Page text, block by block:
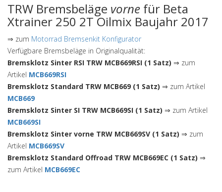
TRW Bremsbeläge vorne für Beta
Xtrainer 250 2T Oilmix Baujahr 2017
⇒ zum Motorrad Bremsenkit Konfigurator
Verfügbare Bremsbeläge in Originalqualität:
Bremsklotz Sinter RSI TRW MCB669RSI (1 Satz) ⇒ zum
Artikel MCB669RSI
Bremsklotz Standard TRW MCB669 (1 Satz) ⇒ zum Artikel
MCB669
Bremsklotz Sinter SI TRW MCB669SI (1 Satz) ⇒ zum Artikel
MCB669SI
Bremsklotz Sinter vorne TRW MCB669SV (1 Satz) ⇒ zum
Artikel MCB669SV
Bremsklotz Standard Offroad TRW MCB669EC (1 Satz) ⇒
zum Artikel MCB669EC